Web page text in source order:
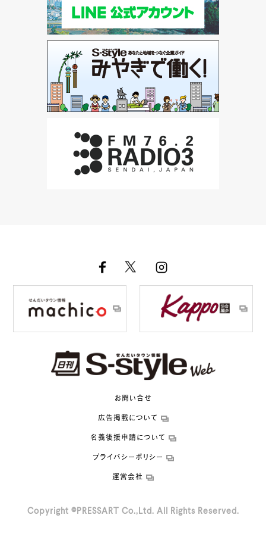
お問い合せ
広告掲載について
名義後援申請について
プライバシーポリシー
運営会社
Copyright ©PRESSART Co.,Ltd. All Rights Reserved.